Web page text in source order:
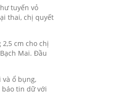
tuyến vỏ
thai, chị quyết
cm cho chị
Mai. Đầu
ổ bụng,
báo tin dữ với